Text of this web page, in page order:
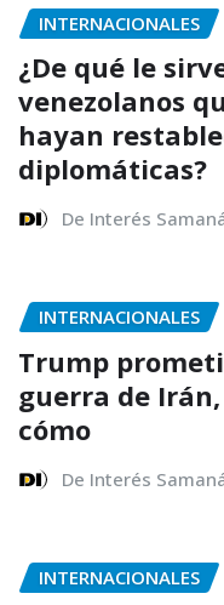
INTERNACIONALES
¿De qué le
venezolanos
hayan
diplomáticas?
De Interés
INTERNACIONALES
Trump
guerra de
cómo
De Interés
INTERNACIONALES